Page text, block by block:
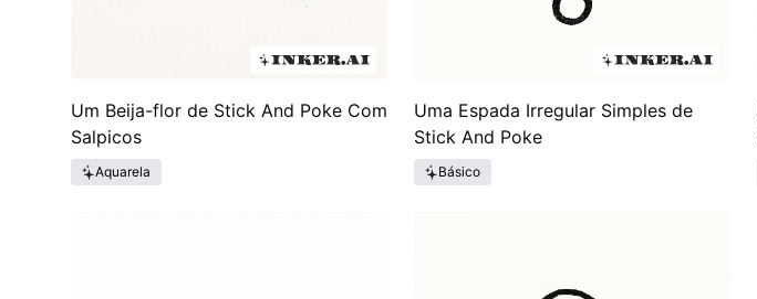
Um Beija-flor de Stick And Poke Com
Salpicos
Aquarela
Uma Espada Irregular Simples de
Stick And Poke
Básico